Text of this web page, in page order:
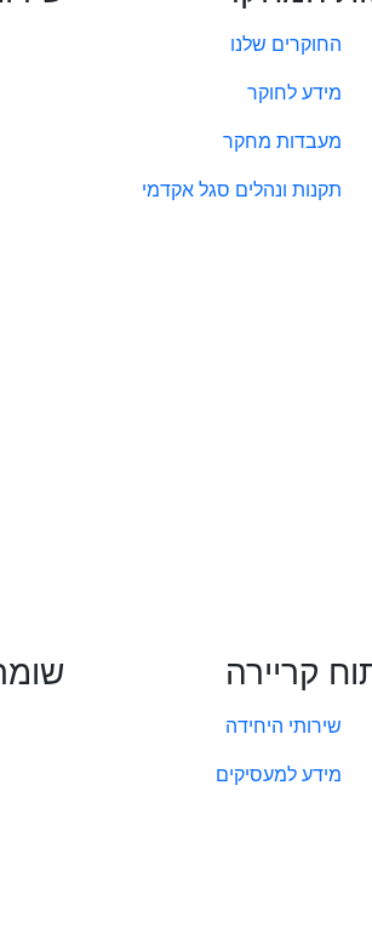
החוקרים שלנו
מידע לחוקר
מעבדות מחקר
תקנות ונהלים סגל אקדמי
קריירה
שירותי היחידה
מידע למעסיקים